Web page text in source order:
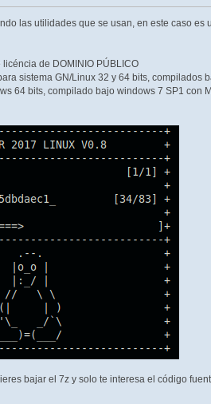
las utilidades que se usan, en este caso
de DOMINIO PÚBLICO
sistema GN/Linux 32 y 64 bits, compilados
64 bits, compilado bajo windows 7 SP1 con
bajar el 7z y solo te interesa el código